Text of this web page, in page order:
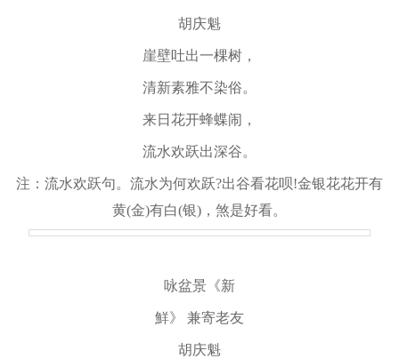
胡庆魁
崖壁吐出一棵树，
清新素雅不染俗。
来日花开蜂蝶闹，
流水欢跃出深谷。
注：流水欢跃句。流水为何欢跃?出谷看花呗!金银花花开有
黄(金)有白(银)，煞是好看。
咏盆景《新
鮮》 兼寄老友
胡庆魁